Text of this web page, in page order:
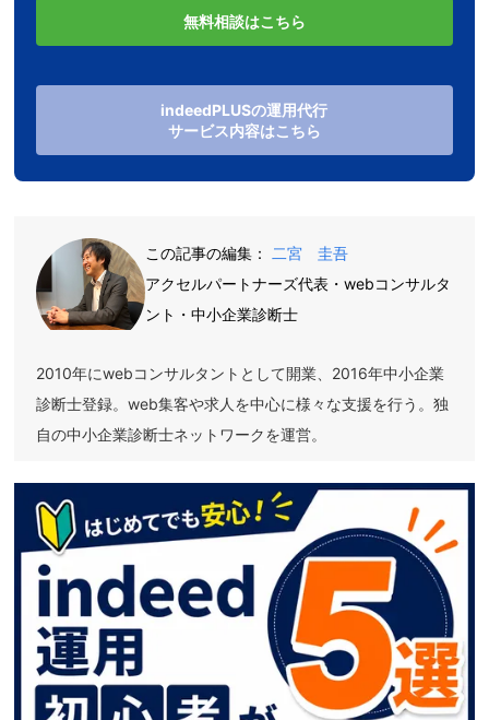
無料相談はこちら
indeedPLUSの運用代行
サービス内容はこちら
この記事の編集： 二宮 圭吾
アクセルパートナーズ代表・webコンサルタ
ント・中小企業診断士
2010年にwebコンサルタントとして開業、2016年中小企業
診断士登録。web集客や求人を中心に様々な支援を行う。独
自の中小企業診断士ネットワークを運営。